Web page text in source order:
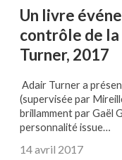
Un livre
contrôle de
Turner, 2017
Adair Turner a
(supervisée par
brillamment par Gaël
personnalité issue…
14 avril 2017